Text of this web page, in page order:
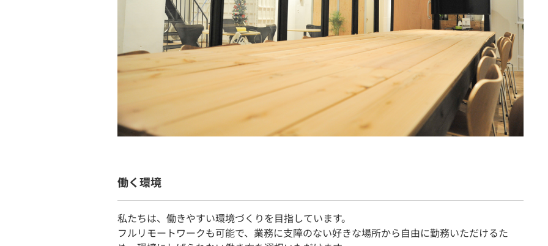
働く環境
私たちは、働きやすい環境づくりを目指しています。
フルリモートワークも可能で、業務に支障のない好きな場所から自由に勤務いただけるた